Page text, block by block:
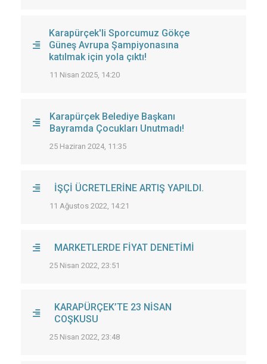
Karapürçek'li Sporcumuz Gökçe
Güneş Avrupa Şampiyonasına
katılmak için yola çıktı!
11 Nisan 2025, 14:20
Karapürçek Belediye Başkanı
Bayramda Çocukları Unutmadı!
25 Haziran 2024, 11:35
İŞÇİ ÜCRETLERİNE ARTIŞ YAPILDI.
11 Ağustos 2022, 14:21
MARKETLERDE FİYAT DENETİMİ
25 Nisan 2022, 23:51
KARAPÜRÇEK’TE 23 NİSAN
COŞKUSU
25 Nisan 2022, 23:48